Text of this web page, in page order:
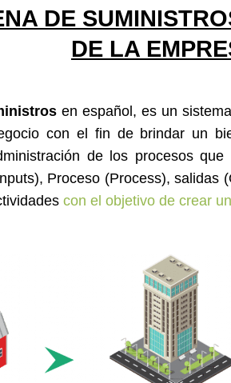
DE
DE LA
en español, es un
con el fin de brindar un
de los procesos
Proceso (Process), salidas
con el objetivo de crear